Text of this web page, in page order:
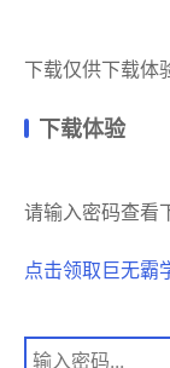
下载仅供下载体
下载体验
请输入密码查看
点击领取巨无霸